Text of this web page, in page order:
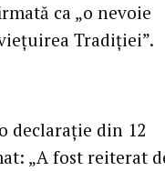
ca „o nevoie
Tradiției”.
declarație din 12
„A fost reiterat